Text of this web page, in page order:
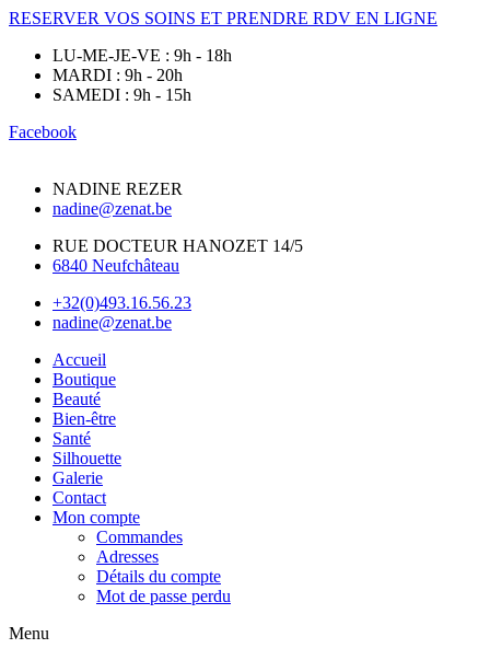
RESERVER VOS SOINS ET PRENDRE RDV EN LIGNE
LU-ME-JE-VE : 9h - 18h
MARDI : 9h - 20h
SAMEDI : 9h - 15h
Facebook
NADINE REZER
nadine@zenat.be
RUE DOCTEUR HANOZET 14/5
6840 Neufchâteau
+32(0)493.16.56.23
nadine@zenat.be
Accueil
Boutique
Beauté
Bien-être
Santé
Silhouette
Galerie
Contact
Mon compte
Commandes
Adresses
Détails du compte
Mot de passe perdu
Menu